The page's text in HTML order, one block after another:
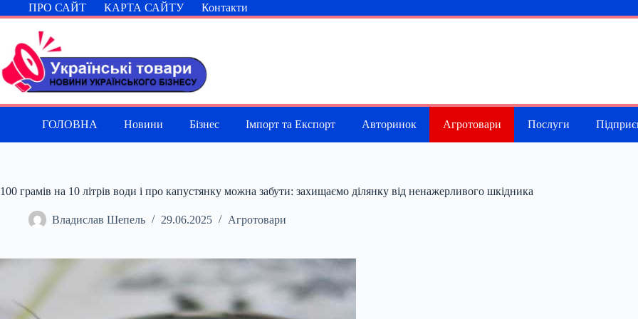
Перейти
до
ПРО САЙТ КАРТА САЙТУ Контакти
ГОЛОВНА Новини Бізнес Імпорт та Експорт Авторинок Агротовари Послуги
100 грамів на 10 літрів води і про капустянку можна забути: захищаємо ділянку від ненажерливого шкідника
Владислав Шепель 29.06.2025 Агротовари